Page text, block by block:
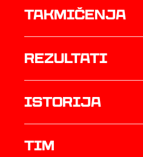
Takmičenja
rezultati
istorija
TIM